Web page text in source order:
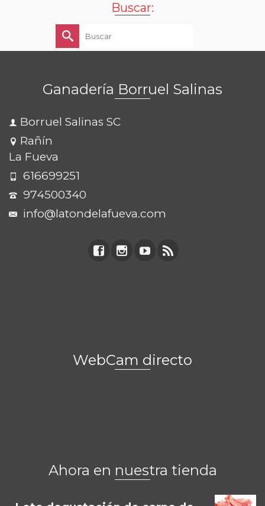
Buscar:
Buscar
por:
Ganadería Borruel Salinas
Borruel Salinas SC
Rañín
La Fueva
616699251
974500340
info@latondelafueva.com
WebCam directo
Ahora en nuestra tienda